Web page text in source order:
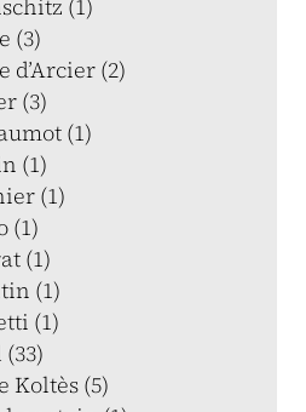
(1)
(3)
d’Arcier (2)
(3)
(1)
(1)
(1)
(1)
(1)
(1)
(1)
Koltès (5)